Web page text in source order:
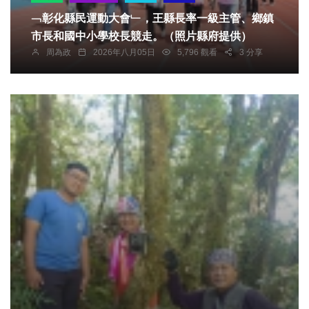
﹁彰化縣民運動大會﹂，王縣長率一級主管、鄉鎮
市長和國中小學校長競走。（照片縣府提供）
周為政 2026年八月05日 5,796 觀看 3 分享